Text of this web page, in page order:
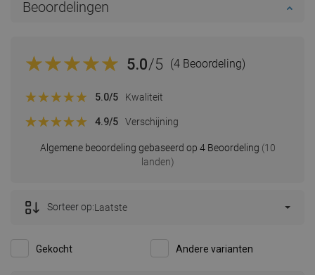
Beoordelingen
5.0/5 (4 Beoordeling)
Algemene beoordeling gebaseerd op 4 Beoordeling (10
landen)
5.0/5 Kwaliteit
4.9/5 Verschijning
Gekocht Andere varianten
Sorteer op:Laatste